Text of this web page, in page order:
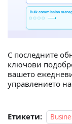
С последните
ключови
вашето
управлението
Етикети: